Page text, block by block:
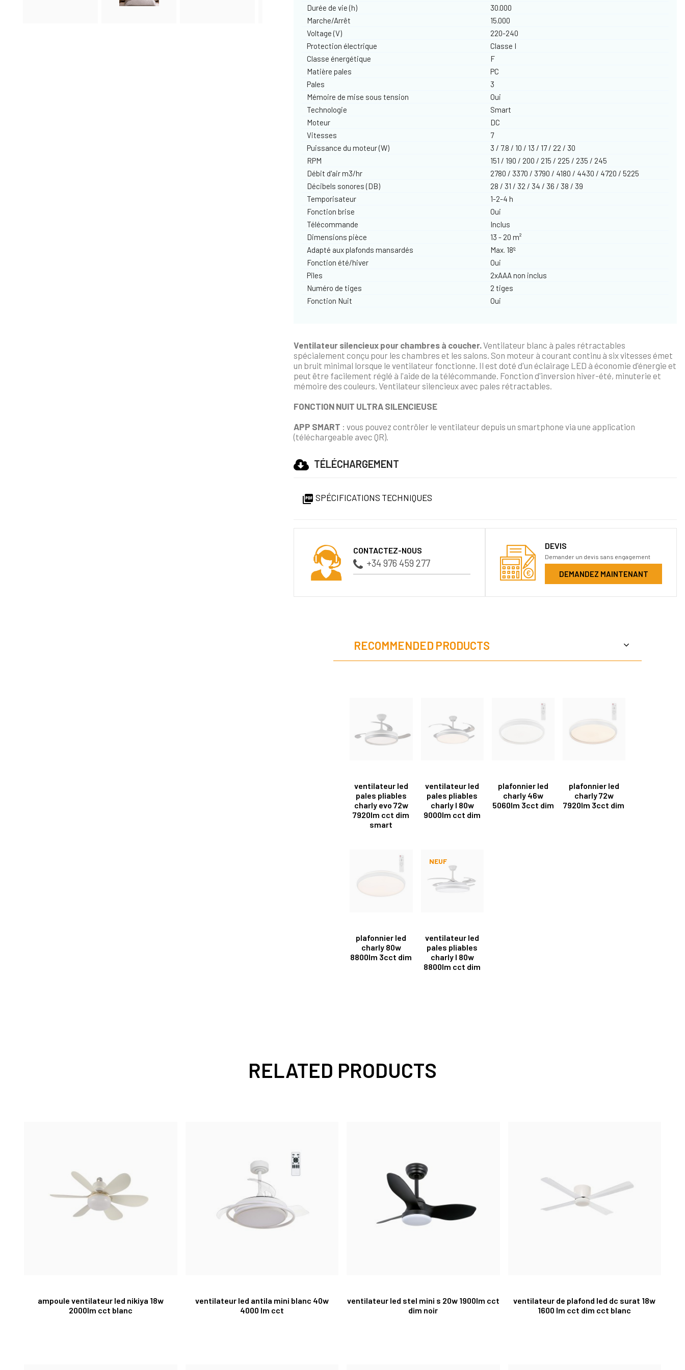
Durée de vie (h)
30.000
Marche/Arrêt
15.000
Voltage (V)
220-240
Protection électrique
Classe I
Classe énergétique
F
Matière pales
PC
Pales
3
Mémoire de mise sous tension
Oui
Technologie
Smart
Moteur
DC
Vitesses
7
Puissance du moteur (W)
3 / 7.8 / 10 / 13 / 17 / 22 / 30
RPM
151 / 190 / 200 / 215 / 225 / 235 / 245
Débit d'air m3/hr
2780 / 3370 / 3790 / 4180 / 4430 / 4720 / 5225
Décibels sonores (DB)
28 / 31 / 32 / 34 / 36 / 38 / 39
Temporisateur
1-2-4 h
Fonction brise
Oui
Télécommande
Inclus
Dimensions pièce
13 - 20 m²
Adapté aux plafonds mansardés
Max. 18º
Fonction été/hiver
Oui
Piles
2xAAA non inclus
Numéro de tiges
2 tiges
Fonction Nuit
Oui
Ventilateur silencieux pour chambres à coucher. Ventilateur blanc à pales rétractables
spécialement conçu pour les chambres et les salons. Son moteur à courant continu à six vitesses émet
un bruit minimal lorsque le ventilateur fonctionne. Il est doté d'un éclairage LED à économie d'énergie et
peut être facilement réglé à l'aide de la télécommande. Fonction d'inversion hiver-été, minuterie et
mémoire des couleurs. Ventilateur silencieux avec pales rétractables.
FONCTION NUIT ULTRA SILENCIEUSE
APP SMART : vous pouvez contrôler le ventilateur depuis un smartphone via une application
(téléchargeable avec QR).
TÉLÉCHARGEMENT
 SPÉCIFICATIONS TECHNIQUES
CONTACTEZ-NOUS
+34 976 459 277
DEVIS
Demander un devis sans engagement
DEMANDEZ MAINTENANT
RECOMMENDED PRODUCTS
ventilateur led
pales pliables
charly evo 72w
7920lm cct dim
smart
ventilateur led
pales pliables
charly l 80w
9000lm cct dim
plafonnier led
charly 46w
5060lm 3cct dim
plafonnier led
charly 72w
7920lm 3cct dim
plafonnier led
charly 80w
8800lm 3cct dim
ventilateur led
pales pliables
charly l 80w
8800lm cct dim
NEUF
RELATED PRODUCTS
ampoule ventilateur led nikiya 18w
2000lm cct blanc
ventilateur led antila mini blanc 40w
4000 lm cct
ventilateur led stel mini s 20w 1900lm cct
dim noir
ventilateur de plafond led dc surat 18w
1600 lm cct dim cct blanc